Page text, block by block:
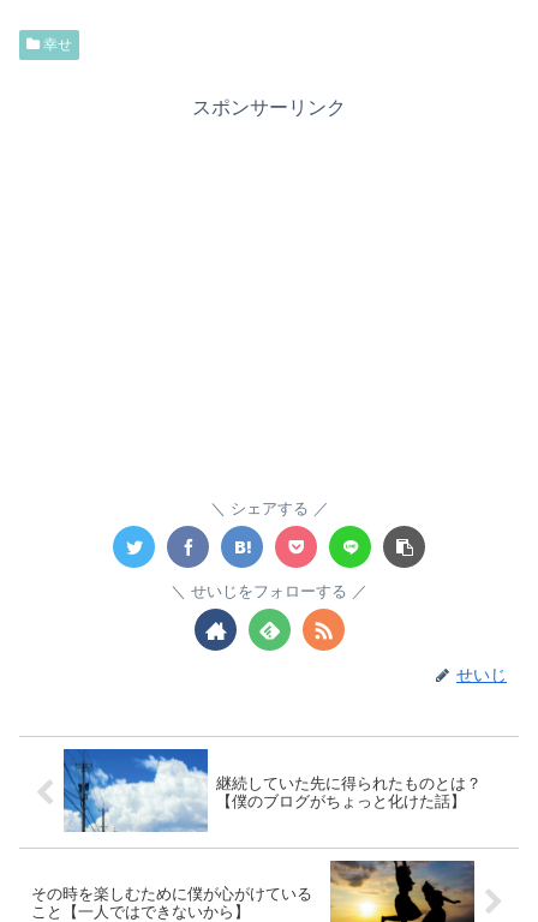
幸せ
スポンサーリンク
シェアする
せいじをフォローする
せいじ
継続していた先に得られたものとは？
【僕のブログがちょっと化けた話】
その時を楽しむために僕が心がけている
こと【一人ではできないから】